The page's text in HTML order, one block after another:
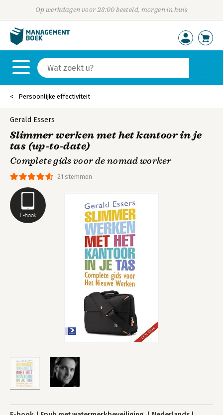
Op werkdagen voor 23:00 besteld, morgen in huis
Persoonlijke effectiviteit
E-book
21 stemmen
Gerald Essers
Slimmer werken met het kantoor in je
tas (up-to-date)
Complete gids voor de nomad worker